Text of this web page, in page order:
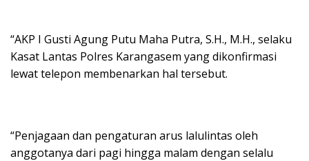
“AKP I Gusti Agung Putu Maha Putra, S.H., M.H., selaku
Kasat Lantas Polres Karangasem yang dikonfirmasi
lewat telepon membenarkan hal tersebut.
“Penjagaan dan pengaturan arus lalulintas oleh
anggotanya dari pagi hingga malam dengan selalu